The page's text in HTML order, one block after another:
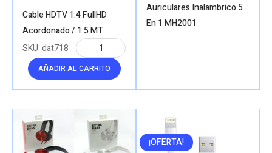
Cable HDTV 1.4 FullHD
Acordonado / 1.5 MT
AÑADIR AL CARRITO
SKU:dat718
Auriculares Inalambrico 5
En 1 MH2001
¡OFERTA!